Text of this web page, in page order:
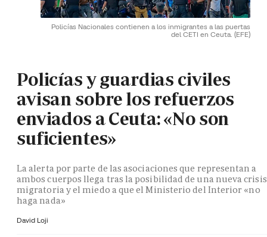
Policías Nacionales contienen a los inmigrantes a las puertas
del CETI en Ceuta. (EFE)
Policías y guardias civiles
avisan sobre los refuerzos
enviados a Ceuta: «No son
suficientes»
La alerta por parte de las asociaciones que representan a
ambos cuerpos llega tras la posibilidad de una nueva crisis
migratoria y el miedo a que el Ministerio del Interior «no
haga nada»
David Loji